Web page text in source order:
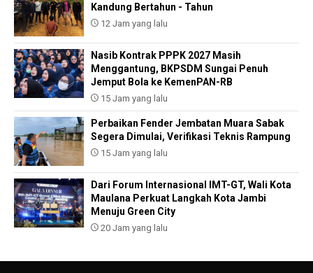
Kandung Bertahun - Tahun
12 Jam yang lalu
Nasib Kontrak PPPK 2027 Masih
Menggantung, BKPSDM Sungai Penuh
Jemput Bola ke KemenPAN-RB
15 Jam yang lalu
Perbaikan Fender Jembatan Muara Sabak
Segera Dimulai, Verifikasi Teknis Rampung
15 Jam yang lalu
Dari Forum Internasional IMT-GT, Wali Kota
Maulana Perkuat Langkah Kota Jambi
Menuju Green City
20 Jam yang lalu